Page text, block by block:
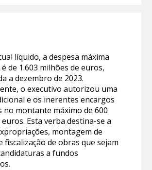
líquido, a despesa máxima
de 1.603 milhões de euros,
a dezembro de 2023.
o executivo autorizou uma
e os inerentes encargos
no montante máximo de 600
Esta verba destina-se a
montagem de
fiscalização de obras que sejam
a fundos